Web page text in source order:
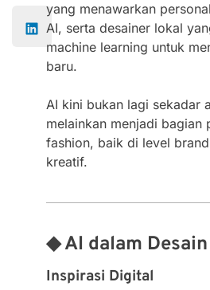
yang menawarkan
AI, serta desainer lokal
machine learning untuk
baru.
AI kini bukan lagi sekadar
melainkan menjadi bagian
fashion, baik di level
kreatif.
◆ AI dalam
Inspirasi Digital